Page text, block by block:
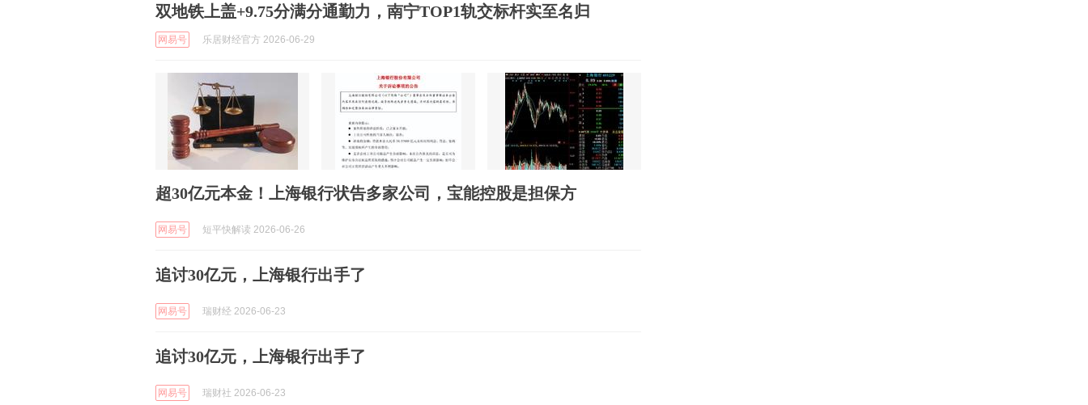
双地铁上盖+9.75分满分通勤力，南宁TOP1轨交标杆实至名归
网易号 乐居财经官方 2026-06-29
超30亿元本金！上海银行状告多家公司，宝能控股是担保方
网易号 短平快解读 2026-06-26
追讨30亿元，上海银行出手了
网易号 瑞财经 2026-06-23
追讨30亿元，上海银行出手了
网易号 瑞财社 2026-06-23